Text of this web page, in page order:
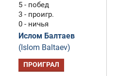
5 - побед
3 - проигр.
0 - ничья
Ислом Балтаев
(Islom Baltaev)
ПРОИГРАЛ